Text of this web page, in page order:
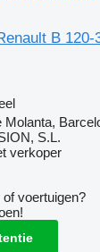
B
Molanta,
S.L.
verkoper
voertuigen?